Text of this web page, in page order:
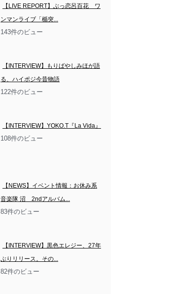
【LIVE REPORT】ぶっ恋呂百花　ワ
ンマンライブ「楯突...
143件のビュー
【INTERVIEW】もりばやしみほが語
る、ハイポジ今昔物語
122件のビュー
【INTERVIEW】YOKO.T『La Vida』
108件のビュー
【NEWS】イベント情報：お休み系
音楽隊 沼　2ndアルバム...
83件のビュー
【INTERVIEW】黒色エレジー、27年
ぶりリリース。その...
82件のビュー